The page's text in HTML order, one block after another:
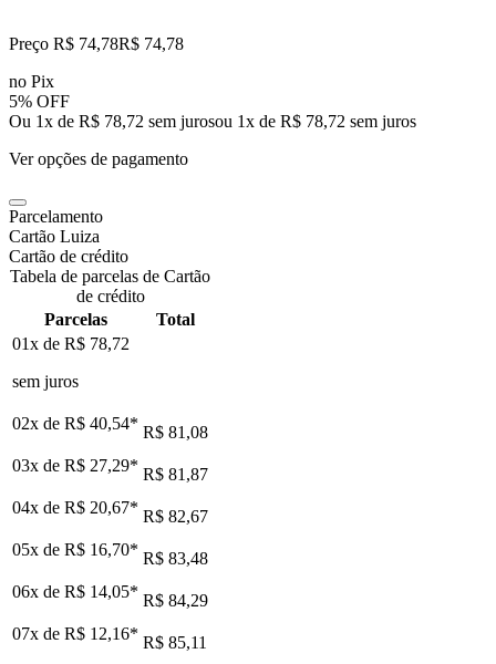
Preço R$ 74,78R$ 74,78
no Pix
5% OFF
Ou 1x de R$ 78,72 sem jurosou 1x de R$ 78,72 sem juros
Ver opções de pagamento
Parcelamento
Cartão Luiza
Cartão de crédito
Tabela de parcelas de Cartão
de crédito
Parcelas
Total
01x de R$ 78,72
sem juros
02x de R$ 40,54* R$ 81,08
03x de R$ 27,29* R$ 81,87
04x de R$ 20,67* R$ 82,67
05x de R$ 16,70* R$ 83,48
06x de R$ 14,05* R$ 84,29
07x de R$ 12,16* R$ 85,11